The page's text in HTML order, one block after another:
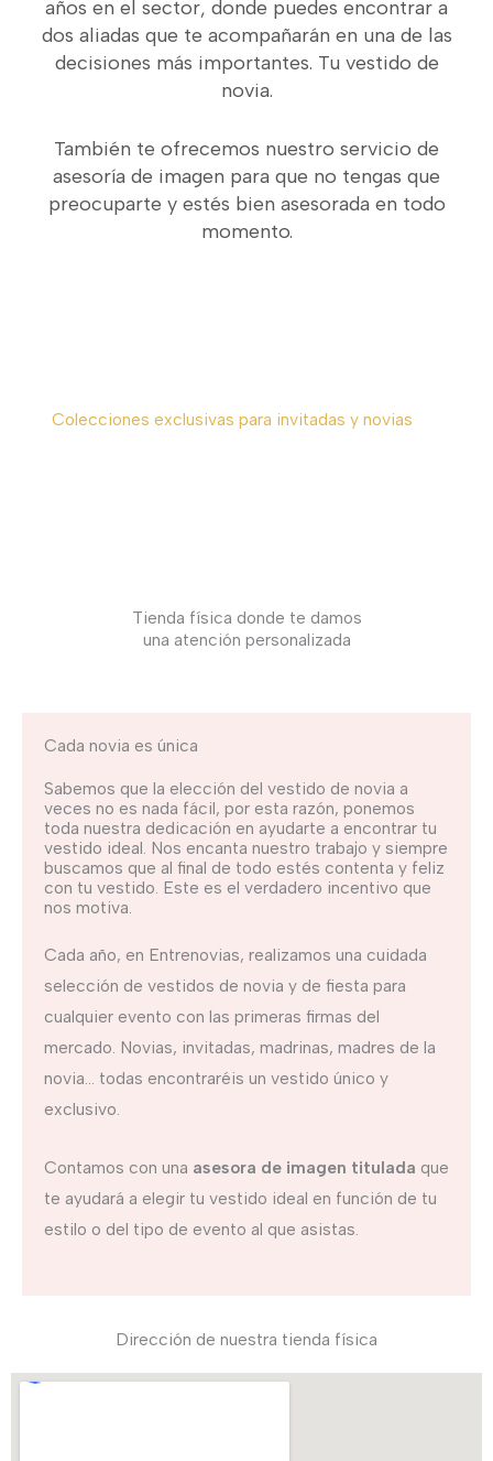
años en el sector, donde puedes encontrar a
dos aliadas que te acompañarán en una de las
decisiones más importantes. Tu vestido de
novia.
También te ofrecemos nuestro servicio de
asesoría de imagen para que no tengas que
preocuparte y estés bien asesorada en todo
momento.
Colecciones exclusivas para invitadas y novias
Tienda física donde te damos
una atención personalizada
Cada novia es única
Sabemos que la elección del vestido de novia a
veces no es nada fácil, por esta razón, ponemos
toda nuestra dedicación en ayudarte a encontrar tu
vestido ideal. Nos encanta nuestro trabajo y siempre
buscamos que al final de todo estés contenta y feliz
con tu vestido. Este es el verdadero incentivo que
nos motiva.
Cada año, en Entrenovias, realizamos una cuidada
selección de vestidos de novia y de fiesta para
cualquier evento con las primeras firmas del
mercado. Novias, invitadas, madrinas, madres de la
novia… todas encontraréis un vestido único y
exclusivo.
Contamos con una asesora de imagen titulada que
te ayudará a elegir tu vestido ideal en función de tu
estilo o del tipo de evento al que asistas.
Dirección de nuestra tienda física